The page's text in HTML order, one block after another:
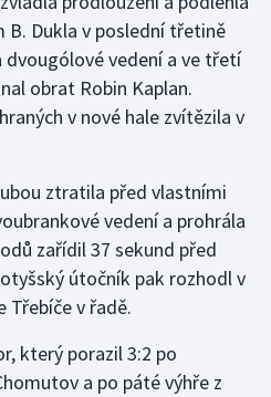
B. Dukla v poslední třetině
vedení a ve třetí
obrat Robin Kaplan.
v nové hale zvítězila v
ztratila před vlastními
vedení a prohrála
zařídil 37 sekund před
útočník pak rozhodl v
Třebíče v řadě.
který porazil 3:2 po
a po páté výhře z